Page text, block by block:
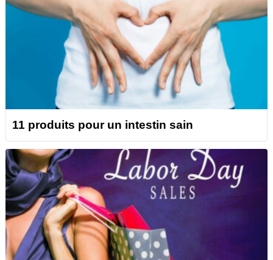
11 produits pour un intestin sain